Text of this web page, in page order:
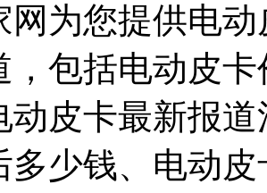
网为您提供电
，包括电动皮
动皮卡最新报
多少钱、电动